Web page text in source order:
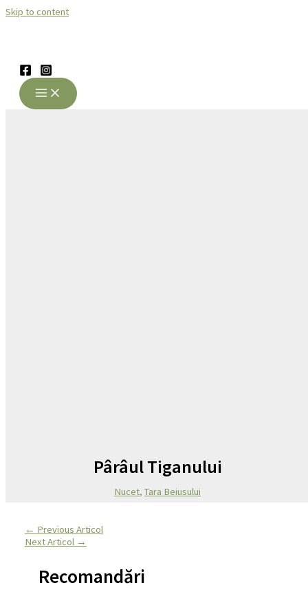
Skip to content
Pârâul Tiganului
Nucet, Tara Beiusului
← Previous Articol
Next Articol →
Recomandări